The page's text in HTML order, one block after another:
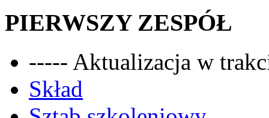
PIERWSZY ZESPÓŁ
----- Aktualizacja w
Skład